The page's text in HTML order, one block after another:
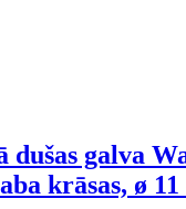
dušas galva
krāsas, ø 11